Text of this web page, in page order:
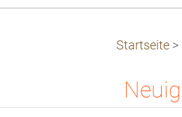
Startseite >